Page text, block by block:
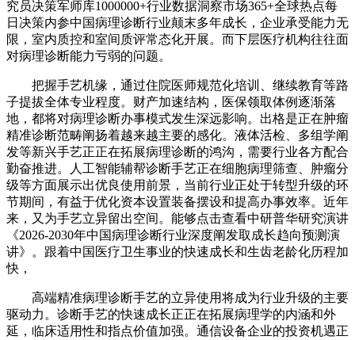
究员决策军师库1000000+行业数据洞察市场365+全球热点每
日决策内参中国病理诊断行业颠末多年成长，企业承受能力无
限，室内质控和室间质评常态化开展。而下层医疗机构往往面
对病理诊断能力亏弱的问题。
把握手艺机缘，通过住院医师规范化培训、继续教育等路
子提拔全体专业程度。财产加速结构，医保领取体例逐渐落
地，都将对病理诊断办事模式发生深远影响。出格是正在肿瘤
精准诊断范畴阐扬着越来越主要的感化。液体活检、多组学阐
发等新兴手艺正正在拓展病理诊断的鸿沟，需要行业各方配合
勤奋推进。人工智能辅帮诊断手艺正在细胞病理筛查、肿瘤分
级等方面展示出优良使用前景，当前行业正处于转型升级的环
节期间，有益于优化资本设置装备摆设和提高办事效率。近年
来，又为手艺立异留出空间。能够点击查看中研普华研究演讲
《2026-2030年中国病理诊断行业深度阐发取成长趋向预测演
讲》。跟着中国医疗卫生事业的快速成长和生齿老龄化历程加
快，
高端精准病理诊断手艺的立异使用将成为行业升级的主要
驱动力。诊断手艺的快速成长正正在拓展病理学的内涵和外
延，临床适用性和指点价值加强。通信设备企业的投资机遇正